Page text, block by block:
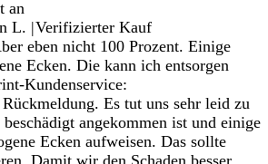
an
L. |Verifizierter Kauf
eben nicht 100 Prozent. Einige
Ecken. Die kann ich entsorgen
Kundenservice:
Es tut uns sehr leid zu
angekommen ist und einige
Ecken aufweisen. Das sollte
Damit wir den Schaden besser